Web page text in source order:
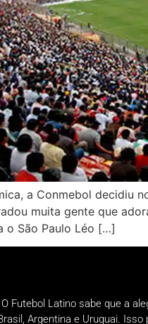
a Conmebol decidiu
muita gente que
o São Paulo Léo […]
O Futebol Latino sabe que a
Argentina e Uruguai.